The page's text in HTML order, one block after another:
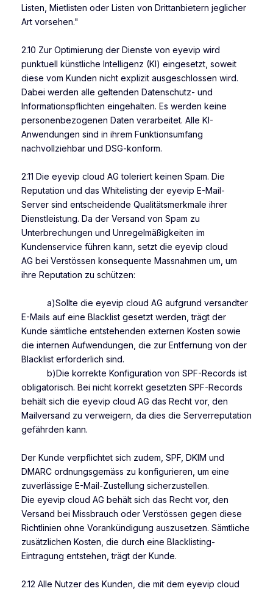
Listen, Mietlisten oder Listen von Drittanbietern jeglicher
Art vorsehen."
2.10 Zur Optimierung der Dienste von eyevip wird
punktuell künstliche Intelligenz (KI) eingesetzt, soweit
diese vom Kunden nicht explizit ausgeschlossen wird.
Dabei werden alle geltenden Datenschutz- und
Informationspflichten eingehalten. Es werden keine
personenbezogenen Daten verarbeitet. Alle KI-
Anwendungen sind in ihrem Funktionsumfang
nachvollziehbar und DSG-konform.
2.11 Die eyevip cloud AG toleriert keinen Spam. Die
Reputation und das Whitelisting der eyevip E-Mail-
Server sind entscheidende Qualitätsmerkmale ihrer
Dienstleistung. Da der Versand von Spam zu
Unterbrechungen und Unregelmäßigkeiten im
Kundenservice führen kann, setzt die eyevip cloud
AG bei Verstössen konsequente Massnahmen um, um
ihre Reputation zu schützen:
a)Sollte die eyevip cloud AG aufgrund versandter
E-Mails auf eine Blacklist gesetzt werden, trägt der
Kunde sämtliche entstehenden externen Kosten sowie
die internen Aufwendungen, die zur Entfernung von der
Blacklist erforderlich sind.
b)Die korrekte Konfiguration von SPF-Records ist
obligatorisch. Bei nicht korrekt gesetzten SPF-Records
behält sich die eyevip cloud AG das Recht vor, den
Mailversand zu verweigern, da dies die Serverreputation
gefährden kann.
Der Kunde verpflichtet sich zudem, SPF, DKIM und
DMARC ordnungsgemäss zu konfigurieren, um eine
zuverlässige E-Mail-Zustellung sicherzustellen.
Die eyevip cloud AG behält sich das Recht vor, den
Versand bei Missbrauch oder Verstössen gegen diese
Richtlinien ohne Vorankündigung auszusetzen. Sämtliche
zusätzlichen Kosten, die durch eine Blacklisting-
Eintragung entstehen, trägt der Kunde.
2.12 Alle Nutzer des Kunden, die mit dem eyevip cloud